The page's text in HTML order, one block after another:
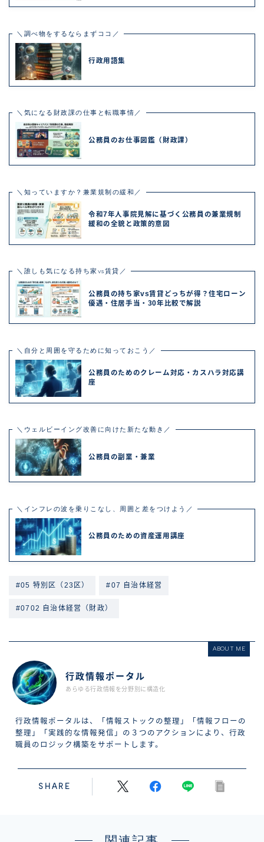
＼調べ物をするならまずココ／
行政用語集
＼気になる財政課の仕事と転職事情／
公務員のお仕事図鑑（財政課）
＼知っていますか？兼業規制の緩和／
令和7年人事院見解に基づく公務員の兼業規制
緩和の全貌と政策的意図
＼誰しも気になる持ち家vs賃貸／
公務員の持ち家vs賃貸どっちが得？住宅ローン
優遇・住居手当・30年比較で解説
＼自分と周囲を守るために知っておこう／
公務員のためのクレーム対応・カスハラ対応講
座
＼ウェルビーイング改善に向けた新たな動き／
公務員の副業・兼業
＼インフレの波を乗りこなし、周囲と差をつけよう／
公務員のための資産運用講座
#05 特別区（23区） #07 自治体経営
#0702 自治体経営（財政）
ABOUT ME
行政情報ポータル
あらゆる行政情報を分野別に構造化
行政情報ポータルは、「情報ストックの整理」「情報フローの
整理」「実践的な情報発信」の３つのアクションにより、行政
職員のロジック構築をサポートします。
SHARE